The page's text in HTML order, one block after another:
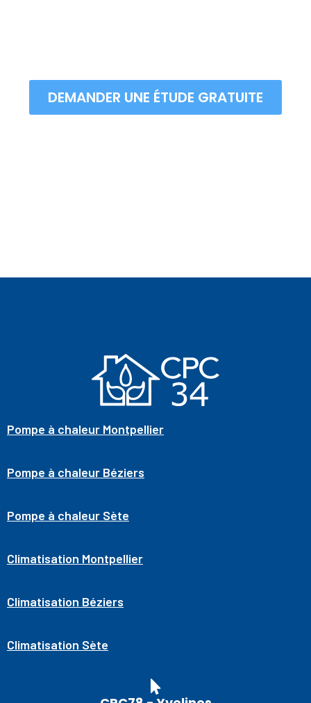
DEMANDER UNE ÉTUDE GRATUITE
Pompe à chaleur Montpellier
Pompe à chaleur Béziers
Pompe à chaleur Sète
Climatisation Montpellier
Climatisation Béziers
Climatisation Sète